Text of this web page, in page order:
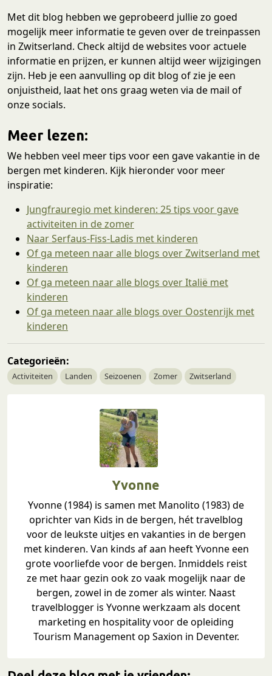
Met dit blog hebben we geprobeerd jullie zo goed
mogelijk meer informatie te geven over de treinpassen
in Zwitserland. Check altijd de websites voor actuele
informatie en prijzen, er kunnen altijd weer wijzigingen
zijn. Heb je een aanvulling op dit blog of zie je een
onjuistheid, laat het ons graag weten via de mail of
onze socials.
Meer lezen:
We hebben veel meer tips voor een gave vakantie in de
bergen met kinderen. Kijk hieronder voor meer
inspiratie:
Jungfrauregio met kinderen: 25 tips voor gave
activiteiten in de zomer
Naar Serfaus-Fiss-Ladis met kinderen
Of ga meteen naar alle blogs over Zwitserland met
kinderen
Of ga meteen naar alle blogs over Italië met
kinderen
Of ga meteen naar alle blogs over Oostenrijk met
kinderen
Categorieën:
Activiteiten Landen Seizoenen Zomer Zwitserland
Yvonne
Yvonne (1984) is samen met Manolito (1983) de
oprichter van Kids in de bergen, hét travelblog
voor de leukste uitjes en vakanties in de bergen
met kinderen. Van kinds af aan heeft Yvonne een
grote voorliefde voor de bergen. Inmiddels reist
ze met haar gezin ook zo vaak mogelijk naar de
bergen, zowel in de zomer als winter. Naast
travelblogger is Yvonne werkzaam als docent
marketing en hospitality voor de opleiding
Tourism Management op Saxion in Deventer.